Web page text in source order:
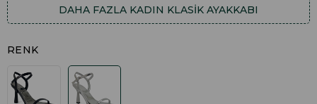
DAHA FAZLA KADIN KLASIK AYAKKABI
RENK